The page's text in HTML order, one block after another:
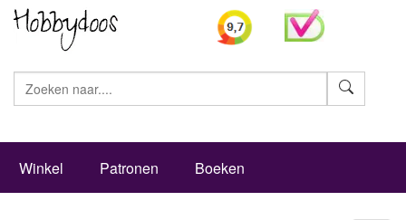
Winkel Patronen Boeken